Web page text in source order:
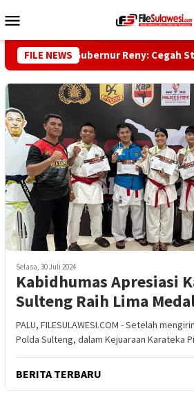
ke
Mobile
FILE NEWS
Wakil Gubernur Reny: Cegah
Selasa, 30 Juli 2024
Kabidhumas Apresiasi
Sulteng Raih Lima
PALU, FILESULAWESI.COM - Setelah
Polda Sulteng, dalam Kejuaraan Karateka
BERITA TERBARU